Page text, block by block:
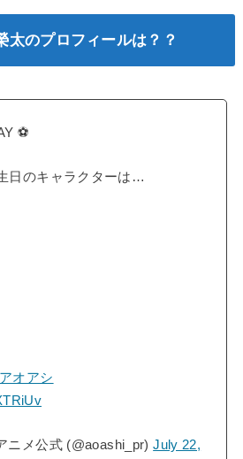
太のプロフィールは？？
⚽
日のキャラクターは…
オアシ
ニメ公式 (@aoashi_pr)July 22,